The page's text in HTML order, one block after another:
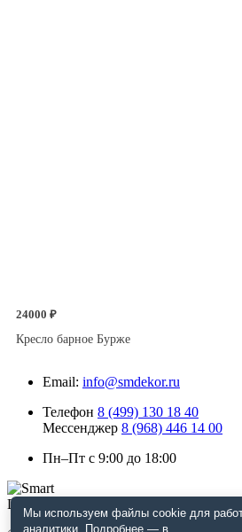
24000 ₽
Кресло барное Бурже
Email: info@smdekor.ru
Телефон 8 (499) 130 18 40
Мессенджер 8 (968) 446 14 00
Пн–Пт с 9:00 до 18:00
Мы используем файлы cookie для
аналитики. Подробнее — в